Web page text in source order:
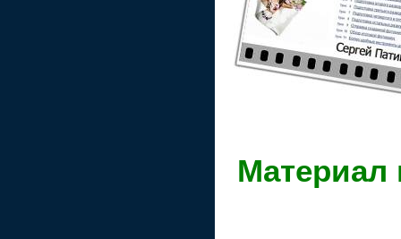
Материал